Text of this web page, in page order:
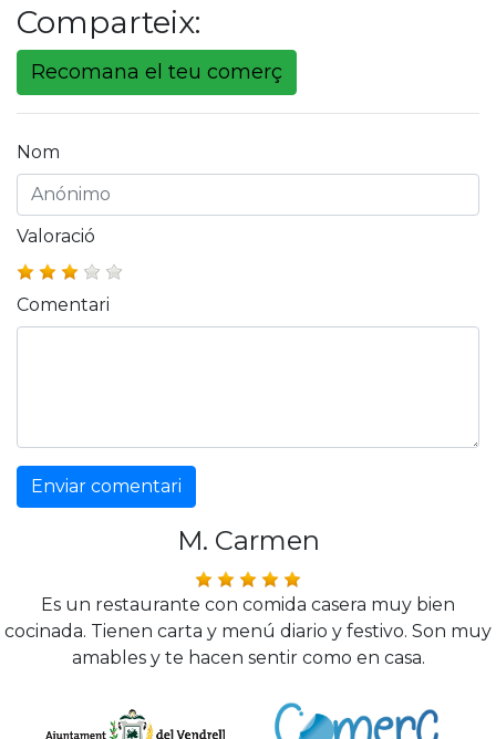
Comparteix:
Recomana el teu comerç
Nom
Valoració
Comentari
Enviar comentari
M. Carmen
Es un restaurante con comida casera muy bien
cocinada. Tienen carta y menú diario y festivo. Son muy
amables y te hacen sentir como en casa.